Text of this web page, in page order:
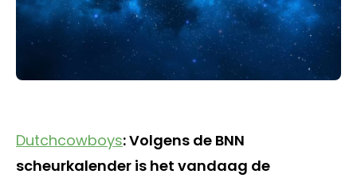
Dutchcowboys: Volgens de BNN
scheurkalender is het vandaag de